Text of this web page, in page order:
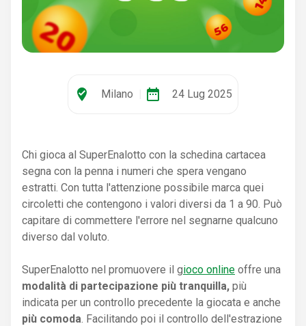
where_to_vote Milano date_range 24 Lug 2025
Chi gioca al SuperEnalotto con la schedina cartacea
segna con la penna i numeri che spera vengano
estratti. Con tutta l'attenzione possibile marca quei
circoletti che contengono i valori diversi da 1 a 90. Può
capitare di commettere l'errore nel segnarne qualcuno
diverso dal voluto.
SuperEnalotto nel promuovere il gioco online offre una
modalità di partecipazione più tranquilla, più
indicata per un controllo precedente la giocata e anche
più comoda . Facilitando poi il controllo dell'estrazione